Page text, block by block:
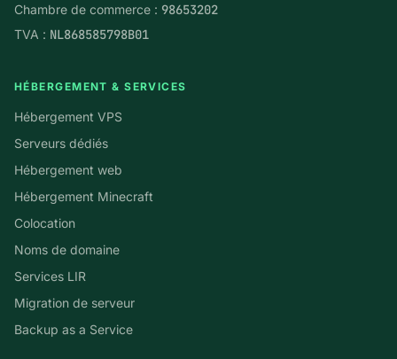
Chambre de commerce : 98653202
TVA : NL868585798B01
HÉBERGEMENT & SERVICES
Hébergement VPS
Serveurs dédiés
Hébergement web
Hébergement Minecraft
Colocation
Noms de domaine
Services LIR
Migration de serveur
Backup as a Service